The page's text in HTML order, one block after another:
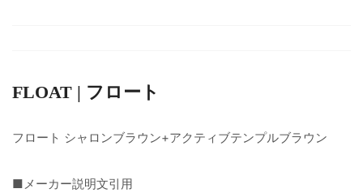
FLOAT | フロート
フロート シャロンブラウン+アクティブテンプルブラウン
■メーカー説明文引用